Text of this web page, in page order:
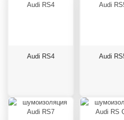
Audi RS4 Audi